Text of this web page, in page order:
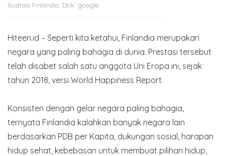
Ilustrasi Finlandia. Dok: google
Hiteen.id – Seperti kita ketahui, Finlandia merupakan
negara yang paling bahagia di dunia. Prestasi tersebut
telah disabet salah satu anggota Uni Eropa ini, sejak
tahun 2018, versi World Happiness Report.
Konsisten dengan gelar negara paling bahagia,
ternyata Finlandia kalahkan banyak negara lain
berdasarkan PDB per Kapita, dukungan sosial, harapan
hidup sehat, kebebasan untuk membuat pilihan hidup,